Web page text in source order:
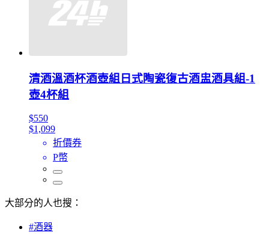
清酒溫酒杯酒壺組日式陶瓷復古酒盅酒具組-1
壺4杯組
$550
$1,099
折價券
P幣
大部分的人也搜：
#酒器